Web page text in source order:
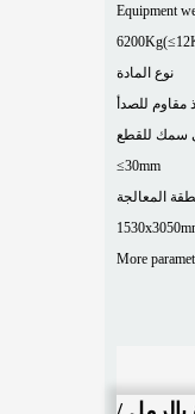
Equipment
نوع المادة
مقاوم للصدأ
سمك للقطع
≤30mm
المعالجة
More